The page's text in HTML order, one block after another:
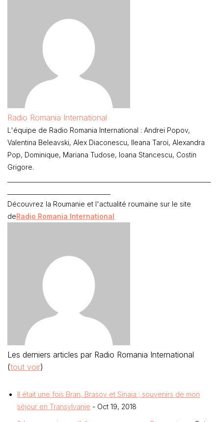
Radio Romania International
L'équipe de Radio Romania International : Andrei Popov,
Valentina Beleavski, Alex Diaconescu, Ileana Taroi, Alexandra
Pop, Dominique, Mariana Tudose, Ioana Stancescu, Costin
Grigore.
Découvrez la Roumanie et l'actualité roumaine sur le site
deRadio Romania International
Les derniers articles par Radio Romania International
(tout voir)
Il était une fois Bran, Brasov et Sinaia ; souvenirs de mon
séjour en Transylvanie - Oct 19, 2018